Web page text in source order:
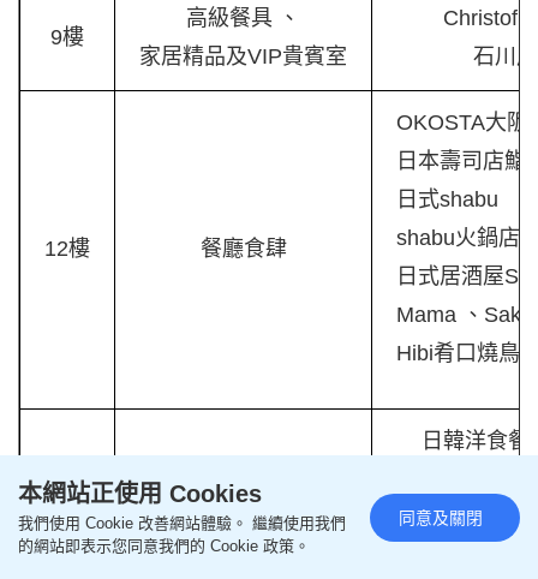
9樓
高級餐具 、
家居精品及VIP貴賓室
Christofle
石川
12樓 餐廳食肆
OKOSTA大阪
日本壽司店鮨
日式shabu
shabu火鍋店
日式居酒屋
Mama 、
Hibi肴口燒鳥
14樓 餐廳食肆
日韓洋食
本網站正使用 Cookies
我們使用 Cookie 改善網站體驗。 繼續使用我們
的網站即表示您同意我們的 Cookie 政策。
同意及關閉